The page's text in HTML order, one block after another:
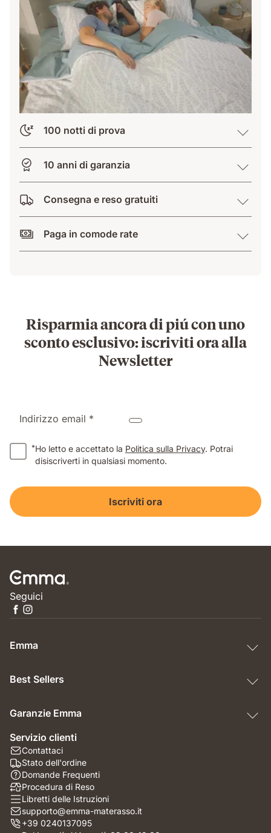
100 notti di prova
10 anni di garanzia
Consegna e reso gratuiti
Paga in comode rate
Risparmia ancora di piú con uno
sconto esclusivo: iscriviti ora alla
Newsletter
Indirizzo email *
*Ho letto e accettato la Politica sulla Privacy. Potrai
disiscriverti in qualsiasi momento.
Iscriviti ora
Seguici
Emma
Best Sellers
Garanzie Emma
Servizio clienti
Contattaci
Stato dell'ordine
Domande Frequenti
Procedura di Reso
Libretti delle Istruzioni
supporto@emma-materasso.it
+39 0240137095